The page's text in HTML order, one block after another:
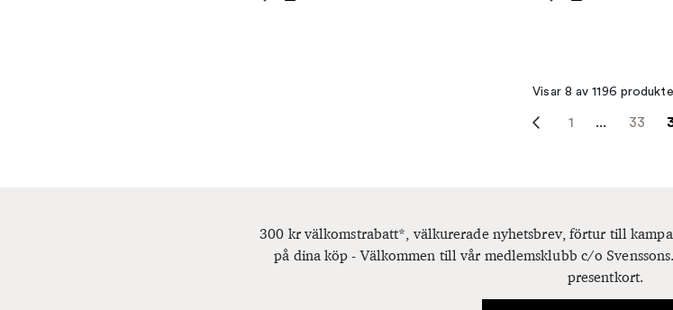
Visar 8 av 1196
1 ... 33
300 kr välkomstrabatt*, välkurerade nyhetsbrev, förtur till
på dina köp - Välkommen till vår medlemsklubb c/o
presentkort.